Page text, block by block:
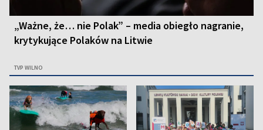
„Ważne, że… nie Polak” – media obiegło nagranie,
krytykujące Polaków na Litwie
TVP WILNO